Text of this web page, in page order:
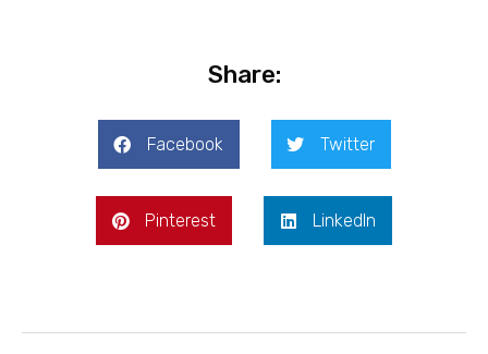
Share:
Facebook Twitter
Pinterest LinkedIn